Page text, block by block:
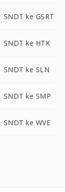
SNDT ke GSRT
SNDT ke HTK
SNDT ke SLN
SNDT ke SMP
SNDT ke WVE